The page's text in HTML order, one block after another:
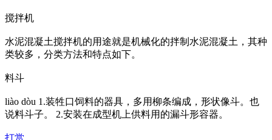
搅拌机
水泥混凝土搅拌机的用途就是机械化的拌制水泥混凝土，其种
类较多，分类方法和特点如下。
料斗
liào dòu 1.装牲口饲料的器具，多用柳条编成，形状像斗。也
说料斗子。 2.安装在成型机上供料用的漏斗形容器。
打赏